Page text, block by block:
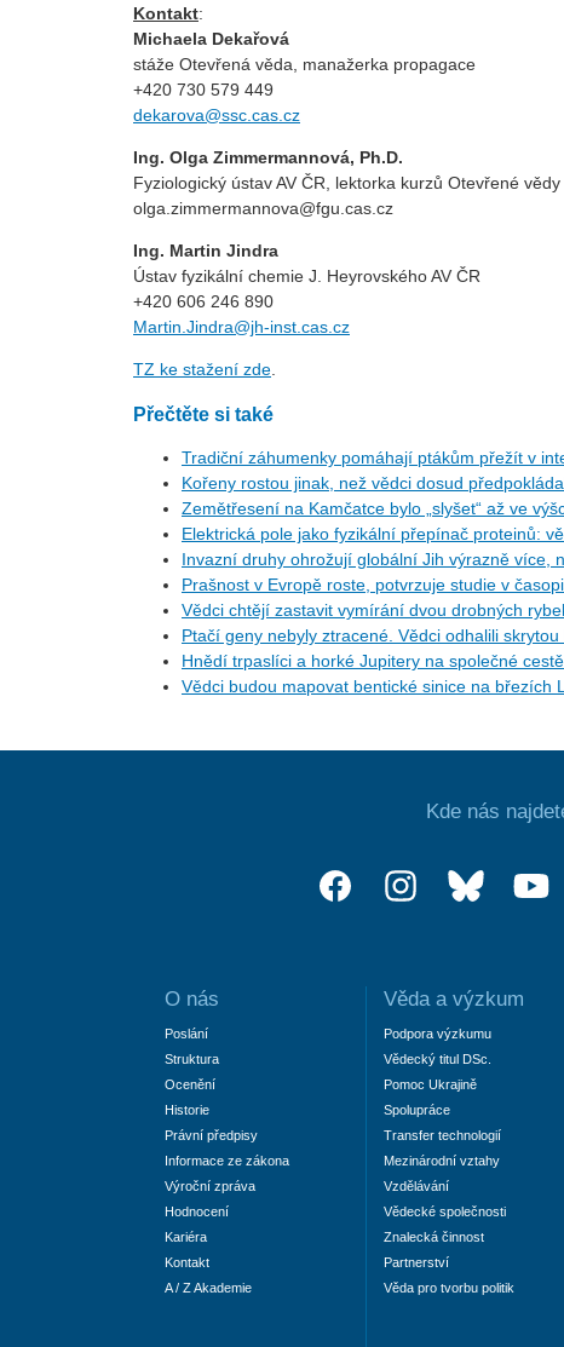
Kontakt:
Michaela Dekařová
stáže Otevřená věda, manažerka propagace
+420 730 579 449
dekarova@ssc.cas.cz
Ing. Olga Zimmermannová, Ph.D.
Fyziologický ústav AV ČR, lektorka kurzů Otevřené vědy
olga.zimmermannova@fgu.cas.cz
Ing. Martin Jindra
Ústav fyzikální chemie J. Heyrovského AV ČR
+420 606 246 890
Martin.Jindra@jh-inst.cas.cz
TZ ke stažení zde.
Přečtěte si také
Tradiční záhumenky pomáhají ptákům přežít v
Kořeny rostou jinak, než vědci dosud
Zemětřesení na Kamčatce bylo „slyšet“ až ve
Elektrická pole jako fyzikální přepínač proteinů:
Invazní druhy ohrožují globální Jih výrazně více,
Prašnost v Evropě roste, potvrzuje studie v
Vědci chtějí zastavit vymírání dvou drobných
Ptačí geny nebyly ztracené. Vědci odhalili
Hnědí trpaslíci a horké Jupitery na společné
Vědci budou mapovat bentické sinice na březích
Kde nás
O nás
Poslání
Struktura
Ocenění
Historie
Právní předpisy
Informace ze zákona
Výroční zpráva
Hodnocení
Kariéra
Kontakt
A / Z Akademie
Věda a výzkum
Podpora výzkumu
Vědecký titul DSc.
Pomoc Ukrajině
Spolupráce
Transfer technologií
Mezinárodní vztahy
Vzdělávání
Vědecké společnosti
Znalecká činnost
Partnerství
Věda pro tvorbu politik